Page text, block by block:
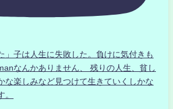
」子は人生に失敗した。負けに気付きも
なんかありません、 残りの人生、貧し
な楽しみなど見つけて生きていくしかな
。